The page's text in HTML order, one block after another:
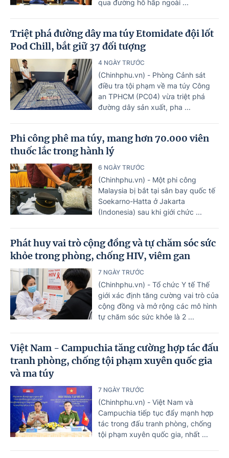
qua đường hô hấp ngoài ...
Triệt phá đường dây ma túy Etomidate đội lốt
Pod Chill, bắt giữ 37 đối tượng
4 NGÀY TRƯỚC
(Chinhphu.vn) - Phòng Cảnh sát
điều tra tội phạm về ma túy Công
an TPHCM (PC04) vừa triệt phá
đường dây sản xuất, pha ...
Phi công phê ma túy, mang hơn 70.000 viên
thuốc lắc trong hành lý
6 NGÀY TRƯỚC
(Chinhphu.vn) - Một phi công
Malaysia bị bắt tại sân bay quốc tế
Soekarno-Hatta ở Jakarta
(Indonesia) sau khi giới chức ...
Phát huy vai trò cộng đồng và tự chăm sóc sức
khỏe trong phòng, chống HIV, viêm gan
7 NGÀY TRƯỚC
(Chinhphu.vn) - Tổ chức Y tế Thế
giới xác định tăng cường vai trò của
cộng đồng và mở rộng các mô hình
tự chăm sóc sức khỏe là 2 ...
Việt Nam - Campuchia tăng cường hợp tác đấu
tranh phòng, chống tội phạm xuyên quốc gia
và ma túy
7 NGÀY TRƯỚC
(Chinhphu.vn) - Việt Nam và
Campuchia tiếp tục đẩy mạnh hợp
tác trong đấu tranh phòng, chống
tội phạm xuyên quốc gia, nhất ...